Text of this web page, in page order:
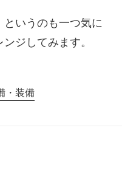
いうのも一つ気に
ジしてみます。
・装備